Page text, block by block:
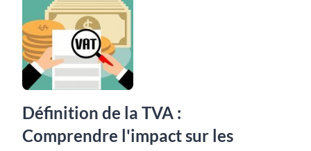
Définition de la TVA :
Comprendre l'impact sur les